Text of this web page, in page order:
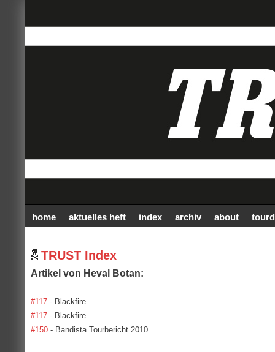
home aktuelles heft index archiv about
TRUST Index
Artikel von Heval Botan:
#117 - Blackfire
#117 - Blackfire
#150 - Bandista Tourbericht 2010